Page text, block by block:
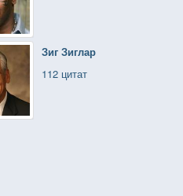
Зиг Зиглар
112 цитат